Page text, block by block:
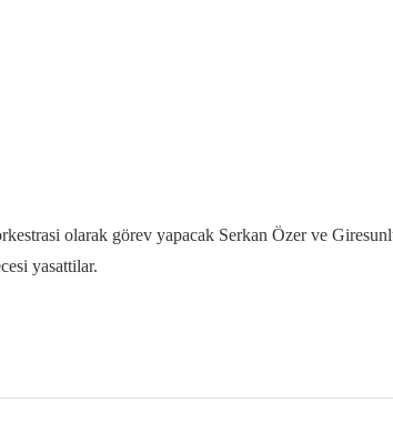
olarak görev yapacak Serkan Özer ve
yasattilar.